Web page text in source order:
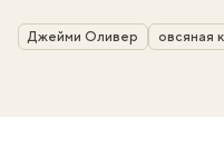
Джейми Оливер овсяная